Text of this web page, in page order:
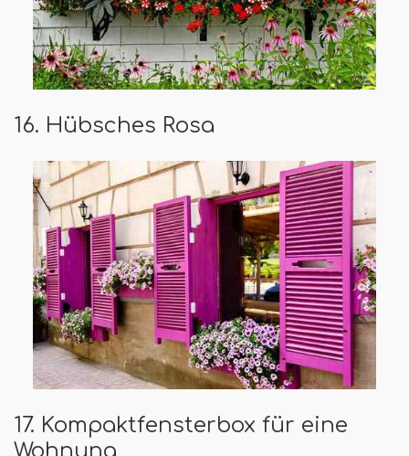
16. Hübsches Rosa
17. Kompaktfensterbox für eine
Wohnung